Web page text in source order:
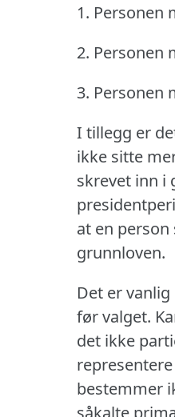
1. Personen
2. Personen
3. Personen
I tillegg er
ikke sitte
skrevet inn i
at en
grunnloven.
Det er
før valget.
det ikke
bestemmer
såkalte